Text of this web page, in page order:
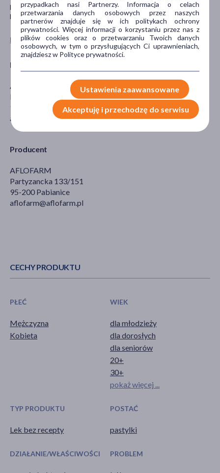
Pokaż wszystkie produkty ENVIL
Podmiot odpowiedzialny
AFLOFARM
Partyzancka 133/151
95-200 Pabianice
aflofarm@aflofarm.pl
Producent
AFLOFARM
Partyzancka 133/151
95-200 Pabianice
aflofarm@aflofarm.pl
Leku Envil gardło nie wolno stosować u dzieci w wieku poniżej 6
lat.
CECHY PRODUKTU
PŁEĆ
Mężczyzna
Kobieta
WIEK
dla młodzieży
dla dorosłych
dla seniorów
20+
30+
pokaż więcej ...
TYP PRODUKTU
Lek bez recepty
POSTAĆ
pastylki
DZIAŁANIE/WŁAŚCIWOŚCI PROBLEM
przypadkach nasi Partnerzy. Informacja o celach
przetwarzania danych osobowych przez naszych
partnerów znajduje się w ich politykach ochrony
prywatności. Więcej informacji o korzystaniu przez nas z
plików cookies oraz o przetwarzaniu Twoich danych
osobowych, w tym o przysługujących Ci uprawnieniach,
znajdziesz w Polityce prywatności.
Ustawienia zaawansowane
Akceptuję i przechodzę do serwisu